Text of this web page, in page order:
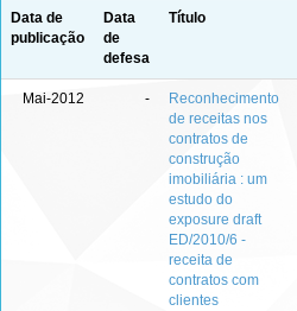
Data de
publicação
Data
de
defesa
Título
Mai-2012 -
Reconhecimento
de receitas nos
contratos de
construção
imobiliária : um
estudo do
exposure draft
ED/2010/6 -
receita de
contratos com
clientes